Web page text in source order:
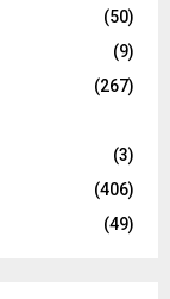
(50)
(9)
(267)
(3)
(406)
(49)